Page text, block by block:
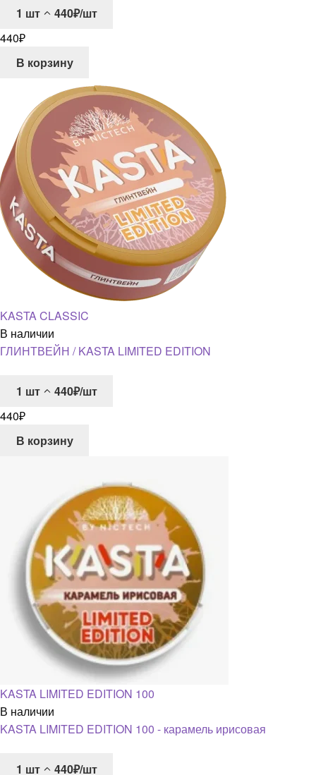
1 шт
440₽/шт
440₽
В корзину
KASTA CLASSIC
В наличии
ГЛИНТВЕЙН / KASTA LIMITED EDITION
1 шт
440₽/шт
440₽
В корзину
KASTA LIMITED EDITION 100
В наличии
KASTA LIMITED EDITION 100 - карамель ирисовая
1 шт 440₽/шт